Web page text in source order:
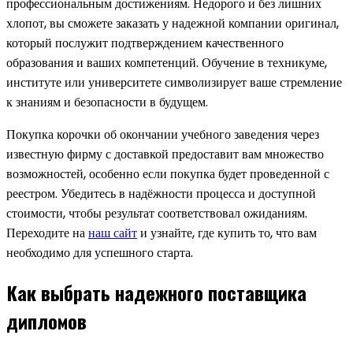
хлопот, вы сможете заказать у надежной компании оригинал,
который послужит подтверждением качественного
образования и ваших компетенций. Обучение в техникуме,
институте или университете символизирует ваше стремление
к знаниям и безопасности в будущем.
Покупка корочки об окончании учебного заведения через
известную фирму с доставкой предоставит вам множество
возможностей, особенно если покупка будет проведенной с
реестром. Убедитесь в надёжности процесса и доступной
стоимости, чтобы результат соответствовал ожиданиям.
Переходите нанаш сайти узнайте, где купить то, что вам
необходимо для успешного старта.
Как выбрать надежного поставщика
дипломов